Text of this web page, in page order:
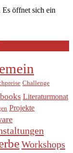
öffnet sich ein
Challenge
Literaturmonat
Projekte
Workshops